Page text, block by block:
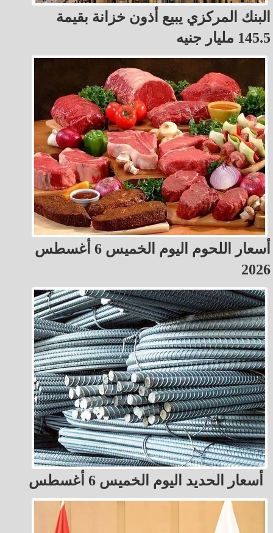
البنك المركزي يبيع أذون خزانة بقيمة
145.5 مليار جنيه
أسعار اللحوم اليوم الخميس 6 أغسطس
2026
أسعار الحديد اليوم الخميس 6 أغسطس